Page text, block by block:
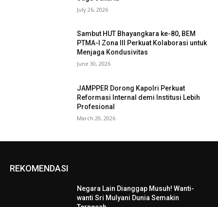
July 26, 2026
Sambut HUT Bhayangkara ke-80, BEM
PTMA-I Zona III Perkuat Kolaborasi untuk
Menjaga Kondusivitas
June 30, 2026
JAMPPER Dorong Kapolri Perkuat
Reformasi Internal demi Institusi Lebih
Profesional
March 20, 2026
REKOMENDASI
Negara Lain Dianggap Musuh! Wanti-
wanti Sri Mulyani Dunia Semakin